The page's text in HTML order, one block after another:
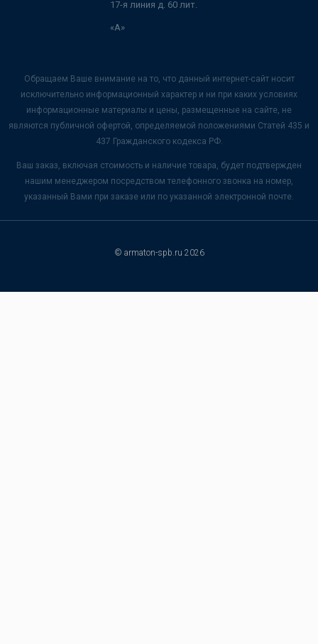
17-я линия д. 60 лит.
«А»
Обращаем Ваше внимание на то, что данный интернет-сайт носит
исключительно информационный характер и ни при каких условиях
информационные материалы и цены, размещенные на сайте, не
являются публичной офертой, определяемой положениями Статей 435 и
437 Гражданского кодекса РФ.
Ваш заказ, включая стоимость и наличие товара, будет подтвержден
нашим менеджером посредством телефонного звонка на номер,
указанный Вами при заказе или по указанной электронной почте.
© armaton-spb.ru 2026